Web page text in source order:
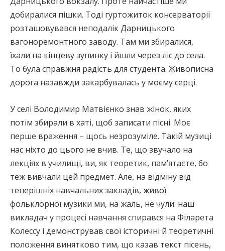
добиралися пішки. Тоді гуртожиток консерваторії
розташовувався неподалік Дарницького
вагоноремонтного заводу. Там ми збиралися,
їхали на кінцеву зупинку і йшли через ліс до села.
То була справжня радість для студента. Живописна
дорога назавжди закарбувалась у моєму серці.
У селі Володимир Матвієнко знав жінок, яких
потім збирали в хаті, щоб записати пісні. Моє
перше враження – щось незрозуміле. Такій музиці
нас ніхто до цього не вчив. Те, що звучало на
лекціях в училищі, ви, як теоретик, пам’ятаєте, бо
теж вивчали цей предмет. Але, на відміну від
теперішніх навчальних закладів, живої
фольклорної музики ми, на жаль, не чули: наш
викладач у процесі навчання спирався на Філарета
Колессу і демонстрував свої історичні й теоретичні
положення винятково тим, що казав текст пісень,